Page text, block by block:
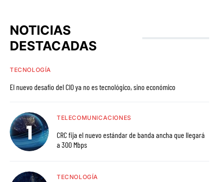
NOTICIAS
DESTACADAS
TECNOLOGÍA
El nuevo desafío del CIO ya no es tecnológico, sino económico
TELECOMUNICACIONES
CRC fija el nuevo estándar de banda ancha que llegará
a 300 Mbps
TECNOLOGÍA